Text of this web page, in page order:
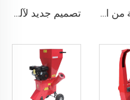
بيع الجملة من المصنع 0.8T 1T Ce حديقة منزلية مزرعة منزلية هيدروليكية على الجنزير حفارة مصغرة باغر حفارات تصميم جديد لآلة قص العشب بمحرك ديزل قوي متعددة الاستخدامات مناسبة للمزارعين